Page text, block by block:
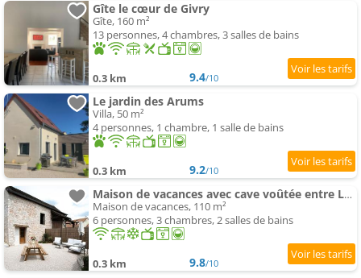
Gîte le cœur de Givry
Gîte, 160 m²
13 personnes, 4 chambres, 3 salles de bains
0.3 km 9.4/10
Le jardin des Arums
Villa, 50 m²
4 personnes, 1 chambre, 1 salle de bains
0.3 km 9.2/10
Maison de vacances avec cave voûtée entre Lyon et Beaune
Maison de vacances, 110 m²
6 personnes, 3 chambres, 2 salles de bains
0.3 km 9.8/10